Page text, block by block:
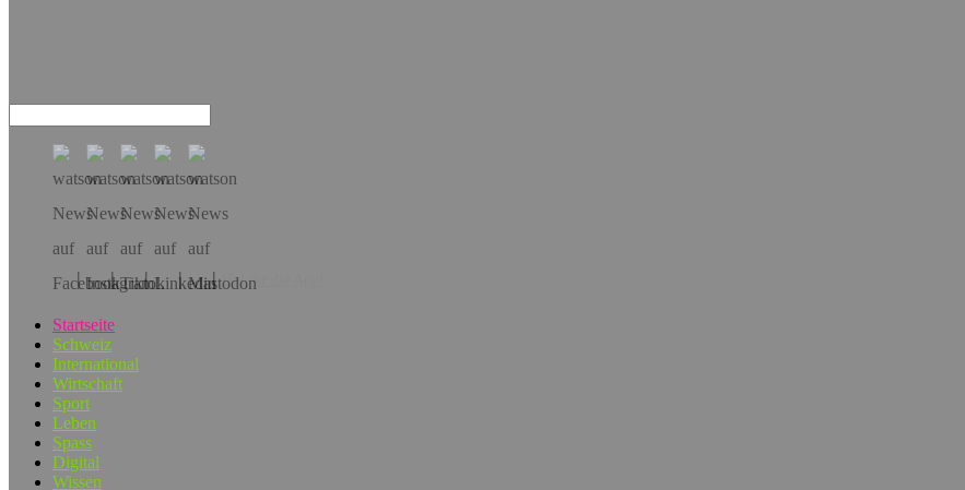
Hol dir die App!
Startseite
Schweiz
International
Wirtschaft
Sport
Leben
Spass
Digital
Wissen